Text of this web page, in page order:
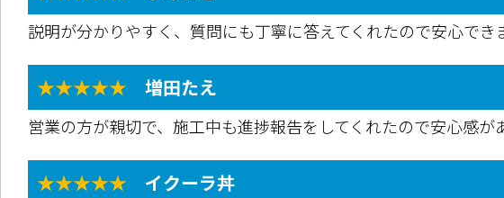
説明が分かりやすく、質問にも丁寧に答えてくれたので安心で
★★★★★ 増田たえ
営業の方が親切で、施工中も進捗報告をしてくれたので安心感が
★★★★★ イクーラ丼